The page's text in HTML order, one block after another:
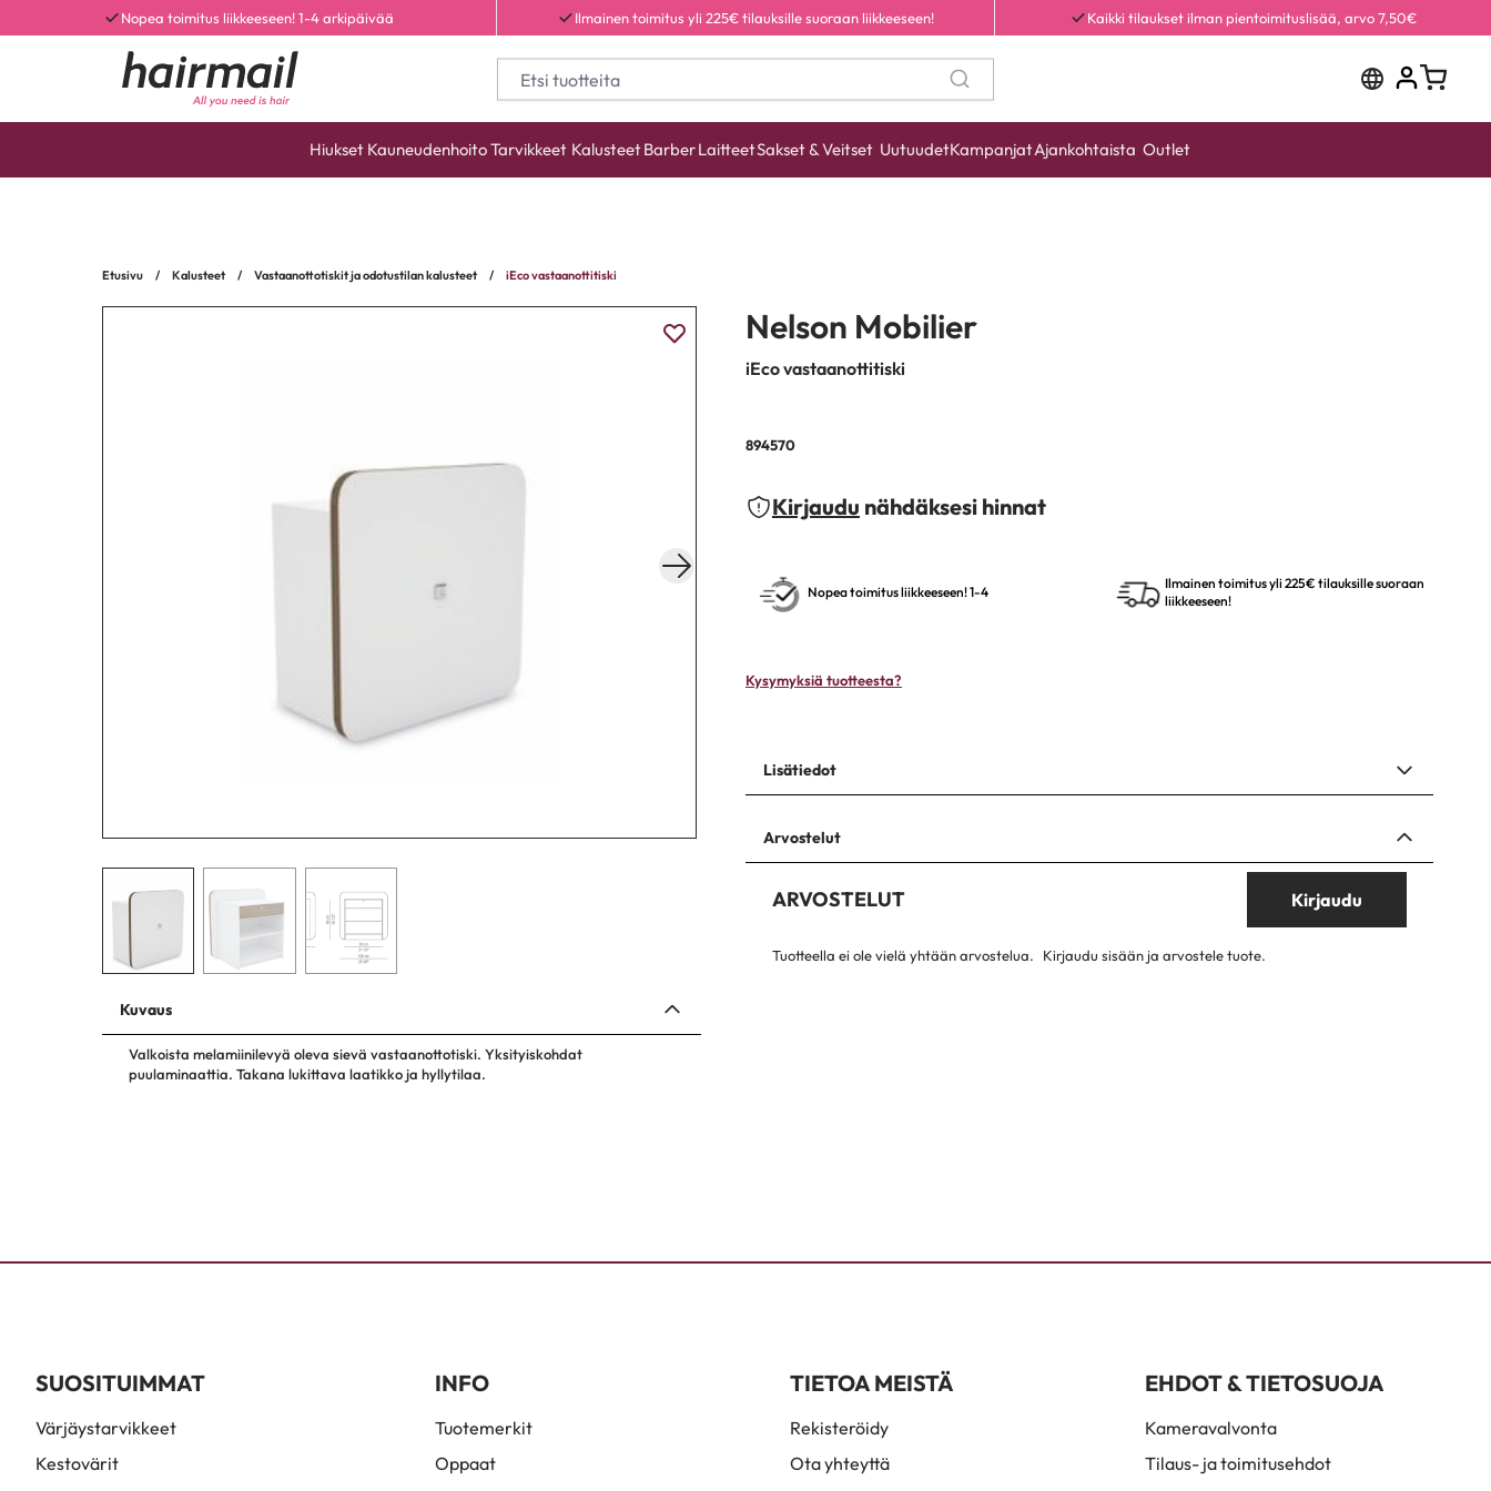
Nopea toimitus liikkeeseen! 1-4 arkipäivää Ilmainen toimitus yli 225€ tilauksille suoraan liikkeeseen! Kaikki tilaukset ilman pientoimituslisää, arvo 7,50€
Hiukset KauneudenhoitoTarvikkeet KalusteetBarberLaitteetSakset & Veitset UutuudetKampanjatAjankohtaista Outlet
Etusivu / Kalusteet / Vastaanottotiskit ja odotustilan kalusteet / iEco vastaanottitiski
Kuvaus
Valkoista melamiinilevyä oleva sievä vastaanottotiski. Yksityiskohdat
puulaminaattia. Takana lukittava laatikko ja hyllytilaa.
Nelson Mobilier
iEco vastaanottitiski
894570
Kirjaudu nähdäksesi hinnat
Nopea toimitus liikkeeseen! 1-4
Ilmainen toimitus yli 225€ tilauksille suoraan
liikkeeseen!
Kysymyksiä tuotteesta?
Lisätiedot
Arvostelut
ARVOSTELUT Kirjaudu
Tuotteella ei ole vielä yhtään arvostelua. Kirjaudu sisään ja arvostele tuote.
SUOSITUIMMAT
Värjäystarvikkeet
Kestovärit
INFO
Tuotemerkit
Oppaat
TIETOA MEISTÄ
Rekisteröidy
Ota yhteyttä
EHDOT & TIETOSUOJA
Kameravalvonta
Tilaus- ja toimitusehdot